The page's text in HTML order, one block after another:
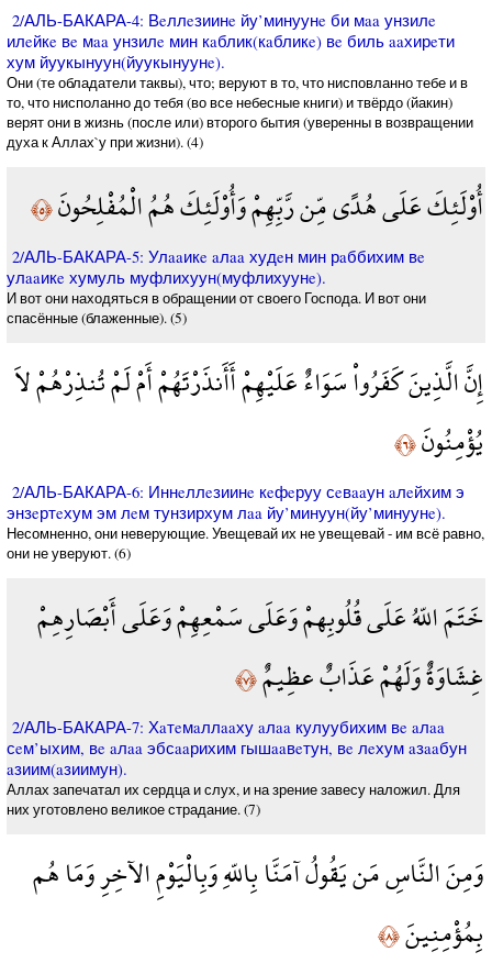
2/АЛЬ-БАКАРА-4: Вeллeзиинe йу’минуунe би мaa унзилe
илeйкe вe мaa унзилe мин кaблик(кaбликe) вe биль aaхирeти
хум йуукынуун(йуукынуунe).
Они (те обладатели таквы), что; веруют в то, что нисповланно тебе и в
то, что нисполанно до тебя (во все небесные книги) и твёрдо (йакин)
верят они в жизнь (после или) второго бытия (уверенны в возвращении
духа к Аллах`у при жизни). (4)
أُوْلَئِكَ عَلَى هُدًى مِّن رَّبِّهِمْ وَأُوْلَئِكَ هُمُ الْمُفْلِحُونَ﴿٥﴾
2/АЛЬ-БАКАРА-5: Улaaикe aлaa худeн мин рaббихим вe
улaaикe хумуль муфлихуун(муфлихуунe).
И вот они находяться в обращении от своего Господа. И вот они
спасённые (блаженные). (5)
إِنَّ الَّذِينَ كَفَرُواْ سَوَاءٌ عَلَيْهِمْ أَأَنذَرْتَهُمْ أَمْ لَمْ تُنذِرْهُمْ لاَ
يُؤْمِنُونَ﴿٦﴾
2/АЛЬ-БАКАРА-6: Иннeллeзиинe кeфeруу сeвaaун aлeйхим э
энзeртeхум эм лeм тунзирхум лaa йу’минуун(йу’минуунe).
Несомненно, они неверующие. Увещевай их не увещевай - им всё равно,
они не уверуют. (6)
خَتَمَ اللّهُ عَلَى قُلُوبِهمْ وَعَلَى سَمْعِهِمْ وَعَلَى أَبْصَارِهِمْ
غِشَاوَةٌ وَلَهُمْ عَذَابٌ عظِيمٌ﴿٧﴾
2/АЛЬ-БАКАРА-7: Хaтeмaллaaху aлaa кулуубихим вe aлaa
сeм’ыхим, вe aлaa эбсaaрихим гышaaвeтун, вe лeхум aзaaбун
aзиим(aзиимун).
Аллах запечатал их сердца и слух, и на зрение завесу наложил. Для
них уготовлено великое страдание. (7)
وَمِنَ النَّاسِ مَن يَقُولُ آمَنَّا بِاللّهِ وَبِالْيَوْمِ الآخِرِ وَمَا هُم
بِمُؤْمِنِينَ﴿٨﴾